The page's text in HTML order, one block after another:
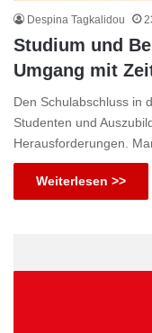
Despina Tagkalidou
Studium und
Umgang mit
Den Schulabschluss in
Studenten und
Herausforderungen.
Weiterlesen >>